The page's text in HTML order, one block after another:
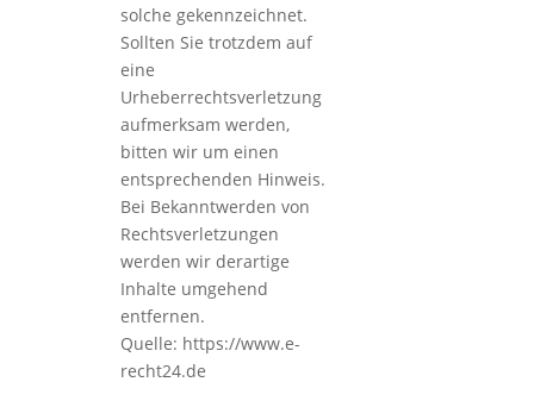
solche gekennzeichnet.
Sollten Sie trotzdem auf
eine
Urheberrechtsverletzung
aufmerksam werden,
bitten wir um einen
entsprechenden Hinweis.
Bei Bekanntwerden von
Rechtsverletzungen
werden wir derartige
Inhalte umgehend
entfernen.
Quelle: https://www.e-
recht24.de